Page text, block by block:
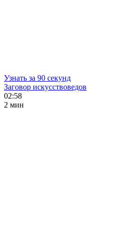
Узнать за 90 секунд
Заговор искусствоведов
02:58
2 мин